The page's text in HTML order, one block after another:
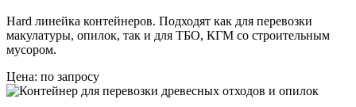
Hard линейка контейнеров. Подходят как для перевозки
макулатуры, опилок, так и для ТБО, КГМ со строительным
мусором.
Цена: по запросу